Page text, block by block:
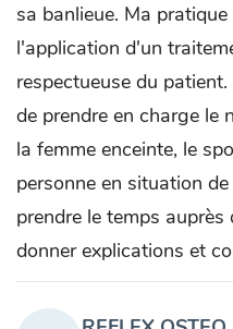
sa banlieue. Ma
l'application d'un
respectueuse du
de prendre en charge le
la femme enceinte, le
personne en situation
prendre le temps
donner explications et